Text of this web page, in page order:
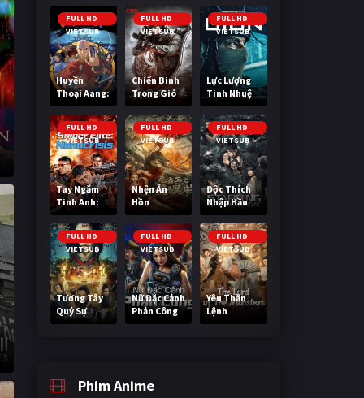
FULL HD
VIETSUB
Huyền
Thoại Aang:
Tiết Khí Sư
Cuối Cùng
FULL HD
VIETSUB
Chiến Binh
Trong Gió
FULL HD
VIETSUB
Lực Lượng
Tinh Nhuệ
FULL HD
VIETSUB
Tay Ngắm
Tinh Anh:
Nguy Cơ
Nano
FULL HD
VIETSUB
Nhện Ăn
Hồn
FULL HD
VIETSUB
Độc Thích
Nhập Hầu
FULL HD
VIETSUB
Tương Tây
Quỷ Sự
FULL HD
VIETSUB
Nữ Đặc Cảnh
Phản Công
FULL HD
VIETSUB
Yêu Thần
Lệnh
Phim Anime